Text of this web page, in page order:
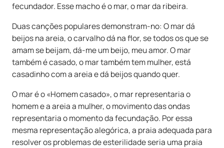
fecundador. Esse macho é o mar, o mar da ribeira.
Duas canções populares demonstram-no: O mar dá
beijos na areia, o carvalho dá na flor, se todos os que se
amam se beijam, dá-me um beijo, meu amor. O mar
também é casado, o mar também tem mulher, está
casadinho com a areia e dá beijos quando quer.
O mar é o «Homem casado», o mar representaria o
homem e a areia a mulher, o movimento das ondas
representaria o momento da fecundação. Por essa
mesma representação alegórica, a praia adequada para
resolver os problemas de esterilidade seria uma praia